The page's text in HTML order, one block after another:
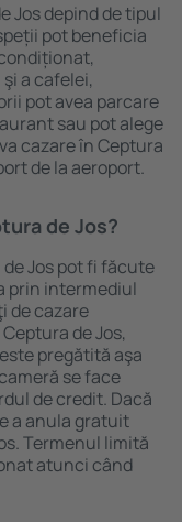
Jos depind de tipul
pot beneficia
a cafelei,
pot avea parcare
sau pot alege
cazare în Ceptura
de la aeroport.
de Jos?
Jos pot fi făcute
prin intermediul
de cazare
de Jos,
pregătită aşa
se face
de credit. Dacă
a anula gratuit
Termenul limită
atunci când